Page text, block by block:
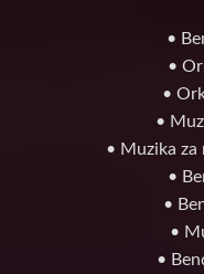
•
•
•
•
• Muzika za
•
•
•
•